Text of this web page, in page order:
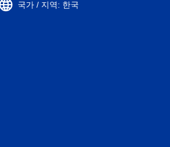
국가 / 지역: 한국